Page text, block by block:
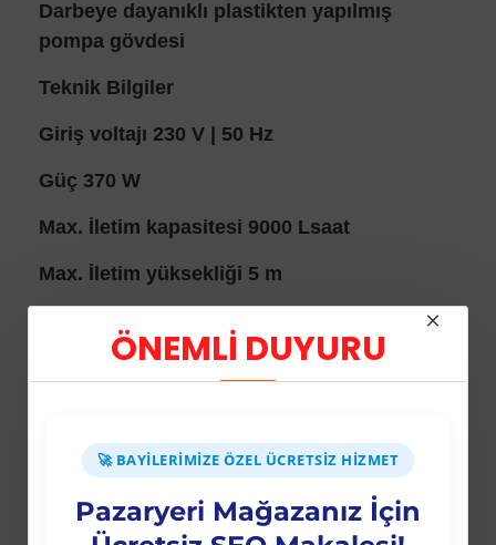
ÖNEMLİ DUYURU
🚀 BAYILERIMIZE ÖZEL ÜCRETSIZ HIZMET
Pazaryeri Mağazanız İçin
Darbeye dayanıklı plastikten yapılmış
pompa gövdesi
Teknik Bilgiler
Giriş voltajı 230 V | 50 Hz
Güç 370 W
Max. İletim kapasitesi 9000 Lsaat
Max. İletim yüksekliği 5 m
Max. Yabancı partikül çapı Ø30 mm